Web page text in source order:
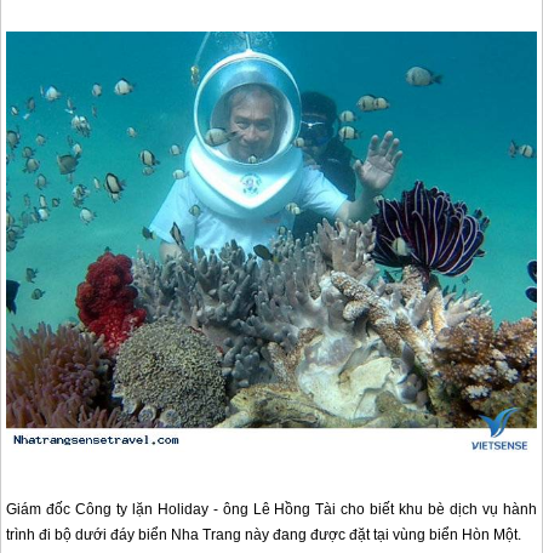
Giám đốc Công ty lặn Holiday - ông Lê Hồng Tài cho biết khu bè dịch vụ hành
trình đi bộ dưới đáy biển Nha Trang này đang được đặt tại vùng biển Hòn Một.